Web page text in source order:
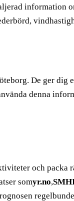
information
De ger
denna
och packa
somyr.no,